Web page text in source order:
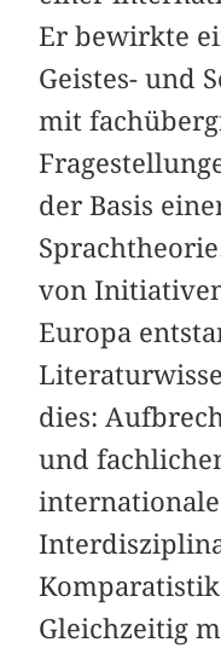
Er bewirkte
Geistes- und
mit
der Basis
von
Europa
dies:
und
Gleichzeitig